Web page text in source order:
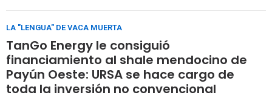
LA "LENGUA" DE VACA MUERTA
TanGo Energy le consiguió
financiamiento al shale mendocino de
Payún Oeste: URSA se hace cargo de
toda la inversión no convencional